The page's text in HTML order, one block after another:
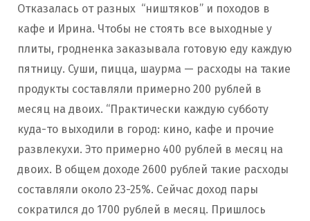
Отказалась от разных “ништяков” и походов в
кафе и Ирина. Чтобы не стоять все выходные у
плиты, гродненка заказывала готовую еду каждую
пятницу. Суши, пицца, шаурма — расходы на такие
продукты составляли примерно 200 рублей в
месяц на двоих. “Практически каждую субботу
куда-то выходили в город: кино, кафе и прочие
развлекухи. Это примерно 400 рублей в месяц на
двоих. В общем доходе 2600 рублей такие расходы
составляли около 23-25%. Сейчас доход пары
сократился до 1700 рублей в месяц. Пришлось